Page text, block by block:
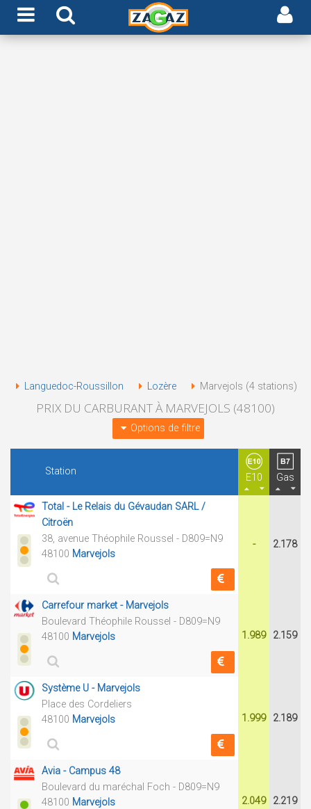
Languedoc-Roussillon Lozère Marvejols (4 stations)
PRIX DU CARBURANT À MARVEJOLS (48100)
Options de filtre
Station
E10 Gas
Total - Le Relais du Gévaudan SARL /
Citroën
38, avenue Théophile Roussel - D809=N9
48100 Marvejols
- 2.178
Carrefour market - Marvejols
Boulevard Théophile Roussel - D809=N9
48100 Marvejols 1.989 2.159
Système U - Marvejols
Place des Cordeliers
48100 Marvejols 1.999 2.189
Avia - Campus 48
Boulevard du maréchal Foch - D809=N9
48100 Marvejols 2.049 2.219